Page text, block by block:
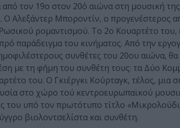
τον 19ο στον 20ό αιώνα στη μουσική
Αλεξάντερ Μποροντίν, ο προγενέστερος
ρομαντισμού. Το 2ο Κουαρτέτο του,
παράδειγμα του κινήματος. Από την
συνθέτες του 20ου αιώνα,
με τη φήμη του συνθέτη τους: τα Δύο
του. Ο Γκιέργκι Κούρταγκ, τέλος, μια
στο χώρο τού κεντροευρωπαϊκού
του υπό τον πρωτότυπο τίτλο
βιολοντσελίστα και συνθέτη.